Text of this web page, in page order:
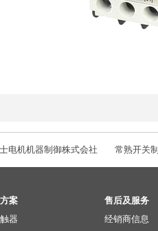
电机机器制御株式会社 常熟开关
案
器
售后及服务
经销商信息